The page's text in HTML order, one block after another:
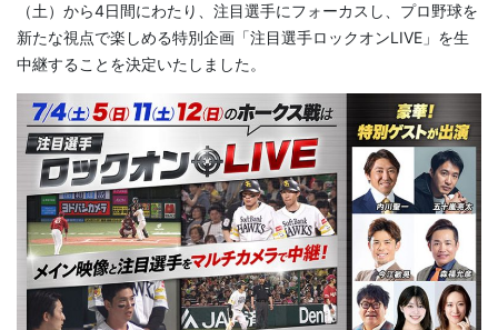
（土）から4日間にわたり、注目選手にフォーカスし、プロ野球を
新たな視点で楽しめる特別企画「注目選手ロックオンLIVE」を生
中継することを決定いたしました。